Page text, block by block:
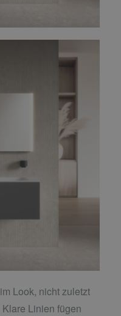
Look, nicht zuletzt
Linien fügen